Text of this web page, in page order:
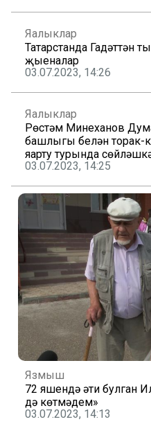
Яңалыклар
Татарстанда Гадәттән
җыеналар
03.07.2023, 14:26
Яңалыклар
Рөстәм Миңнеханов
башлыгы белән
яңарту турында
03.07.2023, 14:25
Язмыш
72 яшендә әти булган
дә көтмәдем»
03.07.2023, 14:13